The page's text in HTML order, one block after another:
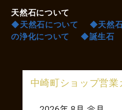
天然石について
◆天然石について
◆天然
の浄化について
◆誕生石
中崎町ショップ営業